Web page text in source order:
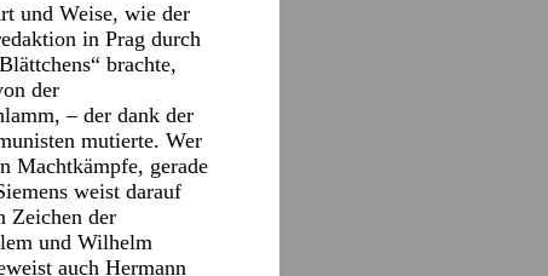
und Weise, wie der
in Prag durch
brachte,
der
– der dank der
mutierte. Wer
Machtkämpfe, gerade
weist darauf
Zeichen der
und Wilhelm
auch Hermann